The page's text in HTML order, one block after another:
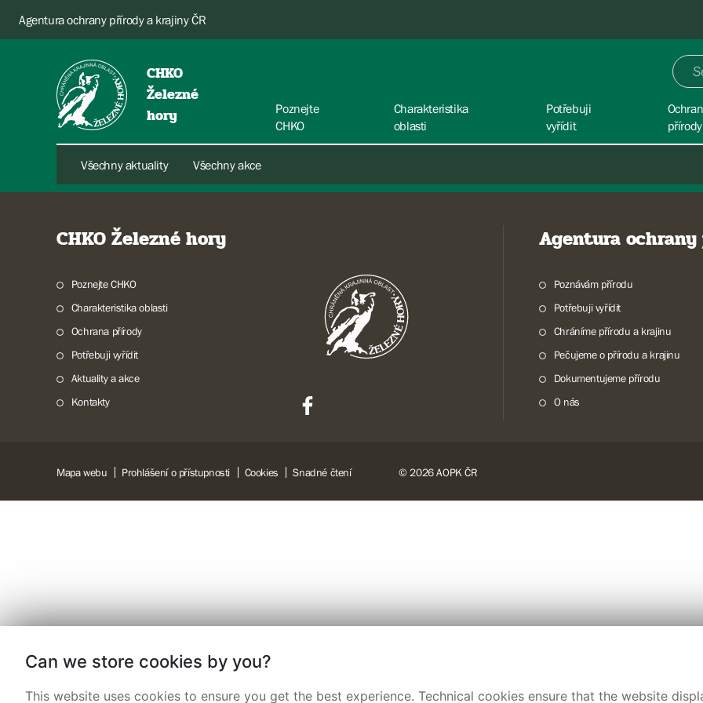
Agentura ochrany přírody a krajiny ČR
CHKO
Železné
hory
Poznejte
CHKO
Charakteristika
oblasti
Potřebuji
vyřídit
přírody
Všechny aktuality Všechny akce
CHKO Železné hory
Poznejte CHKO
Charakteristika oblasti
Ochrana přírody
Potřebuji vyřídit
Aktuality a akce
Kontakty
Agentura
Poznávám přírodu
Potřebuji vyřídit
Chráníme přírodu a krajinu
Pečujeme o přírodu a krajinu
Dokumentujeme přírodu
O nás
Mapa webu Prohlášení o přístupnosti Cookies Snadné čtení © 2026 AOPK ČR
Can we store cookies by you?
This website uses cookies to ensure you get the best experience. Technical cookies ensure that the website